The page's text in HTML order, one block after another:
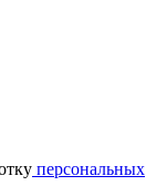
персональных